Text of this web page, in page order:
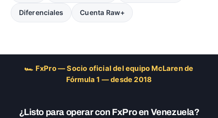
Diferenciales Cuenta Raw+
🏎 FxPro — Socio oficial del equipo McLaren de
Fórmula 1 — desde 2018
¿Listo para operar con FxPro en Venezuela?